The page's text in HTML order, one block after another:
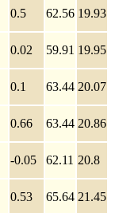
0.5 62.56 19.93
0.02 59.91 19.95
0.1 63.44 20.07
0.66 63.44 20.86
-0.05 62.11 20.8
0.53 65.64 21.45